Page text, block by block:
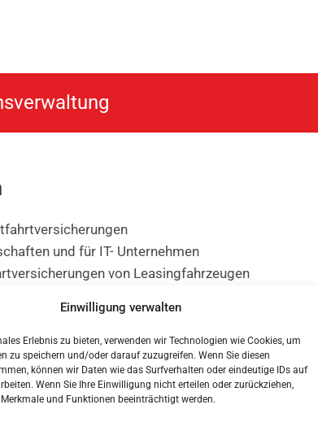
Einwilligung verwalten
Erlebnis zu bieten, verwenden wir Technologien wie Cookies, um
zu speichern und/oder darauf zuzugreifen. Wenn Sie diesen
können wir Daten wie das Surfverhalten oder eindeutige IDs auf
Wenn Sie Ihre Einwilligung nicht erteilen oder zurückziehen,
und Funktionen beeinträchtigt werden.
und für IT- Unternehmen
von Leasingfahrzeugen